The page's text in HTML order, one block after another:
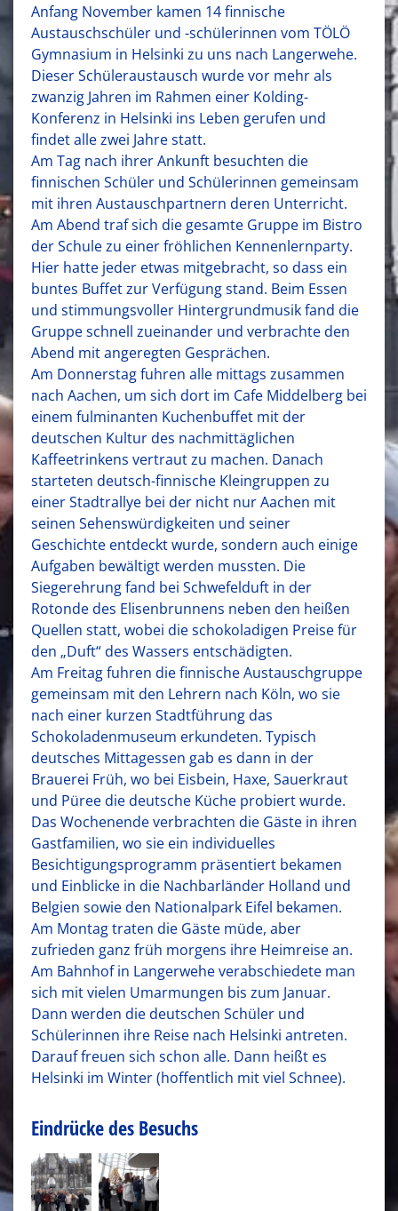
Anfang November kamen 14 finnische
Austauschschüler und -schülerinnen vom TÖLÖ
Gymnasium in Helsinki zu uns nach Langerwehe.
Dieser Schüleraustausch wurde vor mehr als
zwanzig Jahren im Rahmen einer Kolding-
Konferenz in Helsinki ins Leben gerufen und
findet alle zwei Jahre statt.
Am Tag nach ihrer Ankunft besuchten die
finnischen Schüler und Schülerinnen gemeinsam
mit ihren Austauschpartnern deren Unterricht.
Am Abend traf sich die gesamte Gruppe im Bistro
der Schule zu einer fröhlichen Kennenlernparty.
Hier hatte jeder etwas mitgebracht, so dass ein
buntes Buffet zur Verfügung stand. Beim Essen
und stimmungsvoller Hintergrundmusik fand die
Gruppe schnell zueinander und verbrachte den
Abend mit angeregten Gesprächen.
Am Donnerstag fuhren alle mittags zusammen
nach Aachen, um sich dort im Cafe Middelberg bei
einem fulminanten Kuchenbuffet mit der
deutschen Kultur des nachmittäglichen
Kaffeetrinkens vertraut zu machen. Danach
starteten deutsch-finnische Kleingruppen zu
einer Stadtrallye bei der nicht nur Aachen mit
seinen Sehenswürdigkeiten und seiner
Geschichte entdeckt wurde, sondern auch einige
Aufgaben bewältigt werden mussten. Die
Siegerehrung fand bei Schwefelduft in der
Rotonde des Elisenbrunnens neben den heißen
Quellen statt, wobei die schokoladigen Preise für
den „Duft“ des Wassers entschädigten.
Am Freitag fuhren die finnische Austauschgruppe
gemeinsam mit den Lehrern nach Köln, wo sie
nach einer kurzen Stadtführung das
Schokoladenmuseum erkundeten. Typisch
deutsches Mittagessen gab es dann in der
Brauerei Früh, wo bei Eisbein, Haxe, Sauerkraut
und Püree die deutsche Küche probiert wurde.
Das Wochenende verbrachten die Gäste in ihren
Gastfamilien, wo sie ein individuelles
Besichtigungsprogramm präsentiert bekamen
und Einblicke in die Nachbarländer Holland und
Belgien sowie den Nationalpark Eifel bekamen.
Am Montag traten die Gäste müde, aber
zufrieden ganz früh morgens ihre Heimreise an.
Am Bahnhof in Langerwehe verabschiedete man
sich mit vielen Umarmungen bis zum Januar.
Dann werden die deutschen Schüler und
Schülerinnen ihre Reise nach Helsinki antreten.
Darauf freuen sich schon alle. Dann heißt es
Helsinki im Winter (hoffentlich mit viel Schnee).
Eindrücke des Besuchs